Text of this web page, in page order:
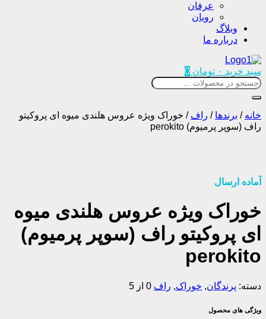
عرفان
رویان
وبلاگ
درباره ما
سبد خرید ۰ تومان 0
خانه / برندها / راف / خوراک ویژه عروس هلندی میوه ای پروکیتو
راف (سوپر پرمیوم) perokito
آماده ارسال
خوراک ویژه عروس هلندی میوه
ای پروکیتو راف (سوپر پرمیوم)
perokito
دسته: پرندگان, خوراک, راف 0 از 5
ویژگی های محصول